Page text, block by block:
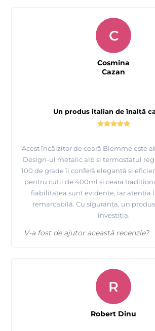
Un produs italian de înaltă
Acest încălzitor de ceară Biemme este
Design-ul metalic alb si termostatul
100 de grade îi conferă eleganță și
pentru cutii de 400ml și ceara
fiabilitatea sunt evidente, iar atenția
remarcabilă. Cu siguranța, un
investiția.
C
Cosmina
Cazan
V-a fost de ajutor această recenzie?
R
Robert Dinu